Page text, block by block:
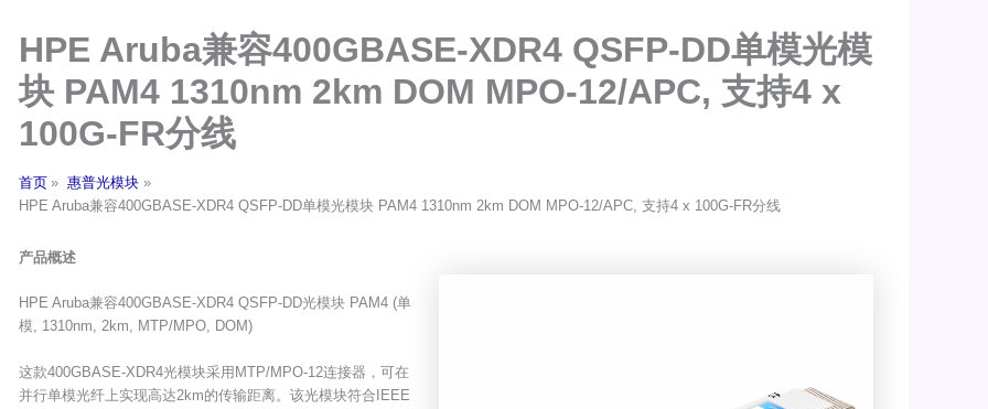
HPE Aruba兼容400GBASE-XDR4 QSFP-DD单模光模
块 PAM4 1310nm 2km DOM MPO-12/APC, 支持4 x
100G-FR分线
首页
惠普光模块
HPE Aruba兼容400GBASE-XDR4 QSFP-DD单模光模块 PAM4 1310nm 2km DOM MPO-12/APC, 支持4 x 100G-FR分线
产品概述
HPE Aruba兼容400GBASE-XDR4 QSFP-DD光模块 PAM4 (单
模, 1310nm, 2km, MTP/MPO, DOM)
这款400GBASE-XDR4光模块采用MTP/MPO-12连接器，可在
并行单模光纤上实现高达2km的传输距离。该光模块符合IEEE